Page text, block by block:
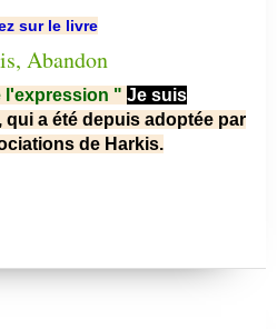
sur le livre
l'expression " Je suis
, qui a été depuis adoptée par
de Harkis.